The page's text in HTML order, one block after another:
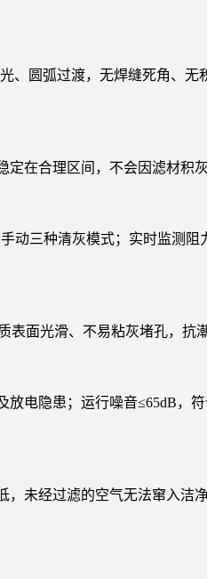
、圆弧过渡，无焊缝死角、
在合理区间，不会因滤材积
动三种清灰模式；实时监测
表面光滑、不易粘灰堵孔，
电隐患；运行噪音≤65dB，
未经过滤的空气无法窜入洁